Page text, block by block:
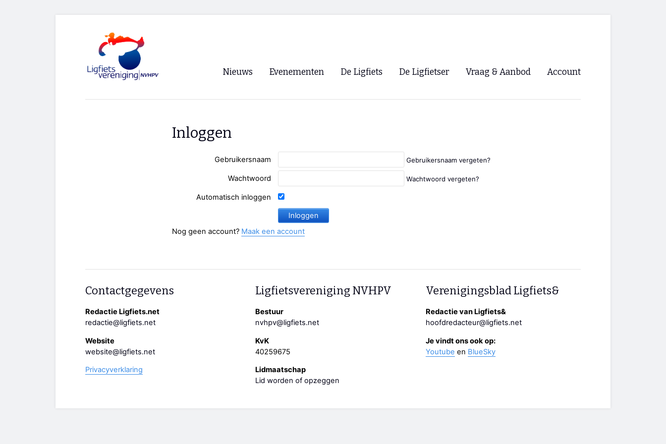
Nieuws Evenementen
Paastreffen
Oliebollentocht
De Ligfiets De Ligfietser
Lokale Fietsverenigingen
Vraag & Aanbod Account
Inloggen
Gebruikersnaam Gebruikersnaam vergeten?
Wachtwoord Wachtwoord vergeten?
Automatisch inloggen
Nog geen account? Maak een account
Contactgegevens
Redactie Ligfiets.net
redactie@ligfiets.net
Website
website@ligfiets.net
Privacyverklaring
Ligfietsvereniging NVHPV
Bestuur
nvhpv@ligfiets.net
KvK
40259675
Lidmaatschap
Lid worden of opzeggen
Verenigingsblad Ligfiets&
Redactie van Ligfiets&
hoofdredacteur@ligfiets.net
Je vindt ons ook op:
Youtube en BlueSky